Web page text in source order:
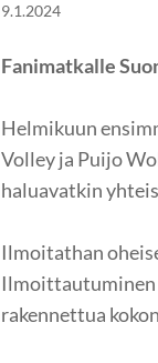
9.1.2024
Fanimatkalle
Helmikuun
Volley ja Puijo
haluavatkin
Ilmoitathan
Ilmoittautuminen
rakennettua